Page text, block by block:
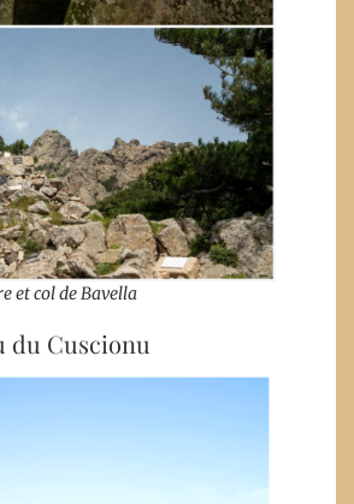
et col de Bavella
du Cuscionu